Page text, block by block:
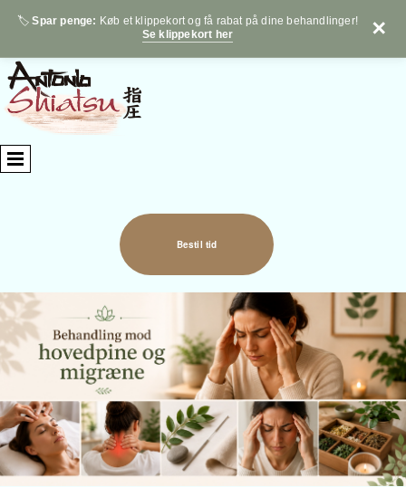
Bestil tid
🏷️Spar penge: Køb et klippekort og få rabat på dine behandlinger!
Se klippekort her
✕